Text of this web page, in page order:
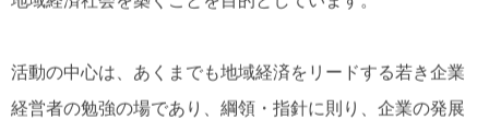
活動の中心は、あくまでも地域経済をリードする若き企業
経営者の勉強の場であり、綱領・指針に則り、企業の発展